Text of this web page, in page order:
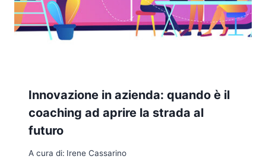
Innovazione in azienda: quando è il
coaching ad aprire la strada al
futuro
A cura di: Irene Cassarino